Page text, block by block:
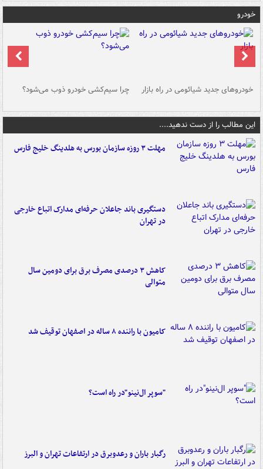
خودرو
خودروهای جدید شیائومی در راه بازار چرا سیم‌کشی خودرو ذوب می‌شود؟
این مطالب را از دست ندهید....
مهلت ۳ روزه سازمان بورس به هلدینگ خلیج فارس
دستگیری باند جاعلان حرفه‌ای مدارک اتباع خارجی
در تهران
کاهش ۳ درصدی مصرف برق برای دومین سال
متوالی
کامیون با راننده ۸ ساله در اصفهان توقیف شد
"سوپر ال‌نینو"در راه است؟
رگبار باران و رعدوبرق در ارتفاعات تهران و البرز